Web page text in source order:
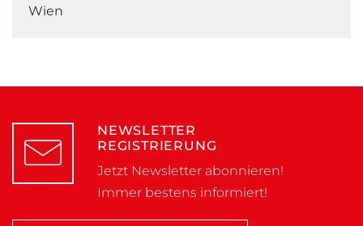
Wien
NEWSLETTER
REGISTRIERUNG
Jetzt Newsletter abonnieren!
Immer bestens informiert!